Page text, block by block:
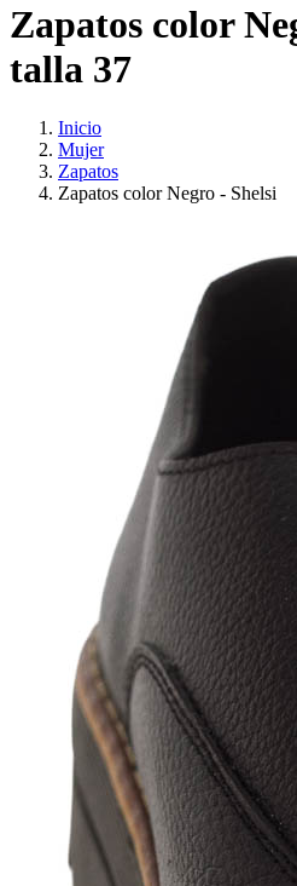
Zapatos color
talla 37
Inicio
Mujer
Zapatos
Zapatos color Negro - Shelsi